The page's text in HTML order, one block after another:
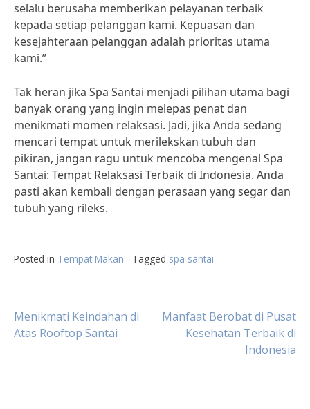
selalu berusaha memberikan pelayanan terbaik
kepada setiap pelanggan kami. Kepuasan dan
kesejahteraan pelanggan adalah prioritas utama
kami.”
Tak heran jika Spa Santai menjadi pilihan utama bagi
banyak orang yang ingin melepas penat dan
menikmati momen relaksasi. Jadi, jika Anda sedang
mencari tempat untuk merilekskan tubuh dan
pikiran, jangan ragu untuk mencoba mengenal Spa
Santai: Tempat Relaksasi Terbaik di Indonesia. Anda
pasti akan kembali dengan perasaan yang segar dan
tubuh yang rileks.
Posted in Tempat Makan Tagged spa santai
Post
Menikmati Keindahan di
Atas Rooftop Santai
Manfaat Berobat di Pusat
Kesehatan Terbaik di
Indonesia